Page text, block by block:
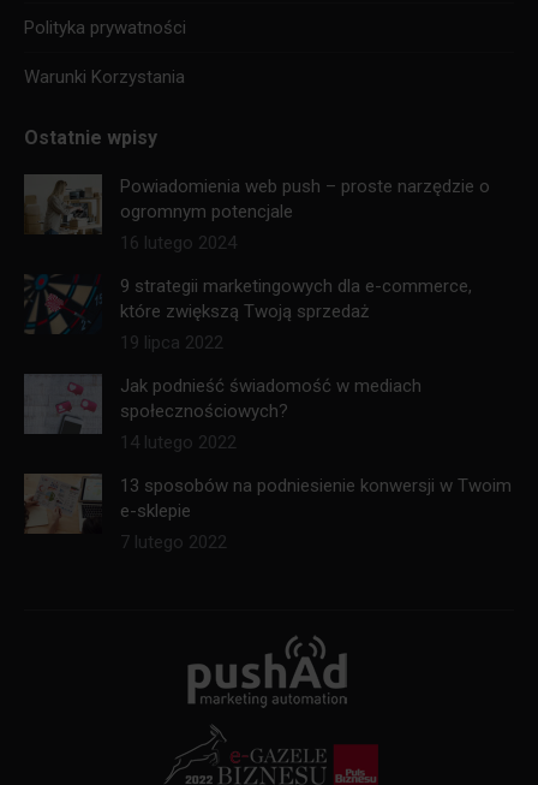
Polityka prywatności
Warunki Korzystania
Ostatnie wpisy
Powiadomienia web push – proste narzędzie o
ogromnym potencjale
16 lutego 2024
9 strategii marketingowych dla e-commerce,
które zwiększą Twoją sprzedaż
19 lipca 2022
Jak podnieść świadomość w mediach
społecznościowych?
14 lutego 2022
13 sposobów na podniesienie konwersji w Twoim
e-sklepie
7 lutego 2022